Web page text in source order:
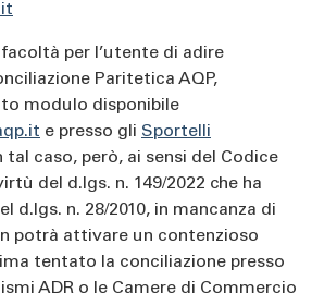
per l’utente di adire
Paritetica AQP,
modulo disponibile
e presso gli Sportelli
tal caso, però, ai sensi del Codice
del d.lgs. n. 149/2022 che ha
d.lgs. n. 28/2010, in mancanza di
potrà attivare un contenzioso
tentato la conciliazione presso
ADR o le Camere di Commercio